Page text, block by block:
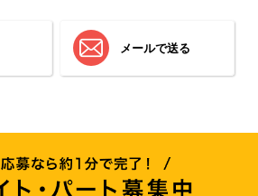
メールで送る